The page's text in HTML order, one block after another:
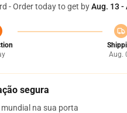
- Order today to get byAug. 13 -
Aug.
segura
na sua porta